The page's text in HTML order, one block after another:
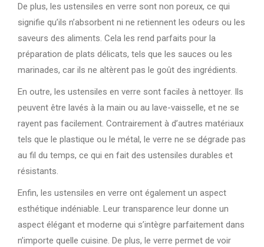
De plus, les ustensiles en verre sont non poreux, ce qui
signifie qu’ils n’absorbent ni ne retiennent les odeurs ou les
saveurs des aliments. Cela les rend parfaits pour la
préparation de plats délicats, tels que les sauces ou les
marinades, car ils ne altèrent pas le goût des ingrédients.
En outre, les ustensiles en verre sont faciles à nettoyer. Ils
peuvent être lavés à la main ou au lave-vaisselle, et ne se
rayent pas facilement. Contrairement à d’autres matériaux
tels que le plastique ou le métal, le verre ne se dégrade pas
au fil du temps, ce qui en fait des ustensiles durables et
résistants.
Enfin, les ustensiles en verre ont également un aspect
esthétique indéniable. Leur transparence leur donne un
aspect élégant et moderne qui s’intègre parfaitement dans
n’importe quelle cuisine. De plus, le verre permet de voir